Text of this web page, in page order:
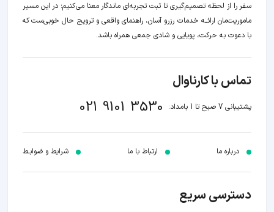
سفر را از لحظه‌ تصمیم‌گیری تا ثبت تجربه‌ای ماندگار معنا می‌کنیم؛ در این مسیر‍
ماموریت‌مان اراﺋــﻪ خدمات رزرو آسان، راهنمای واقعی و ترویج حال خوبی‌ست که
با دعوت به حرکت، پویایی و شادی جمعی همراه باشد.
تماس با کارناوال
پشتیبانی 7 صبح تا 1 بامداد: 021 9101 3530
درباره ما ارتباط با ما شرایط و ضوابـط
دسترسی سریع